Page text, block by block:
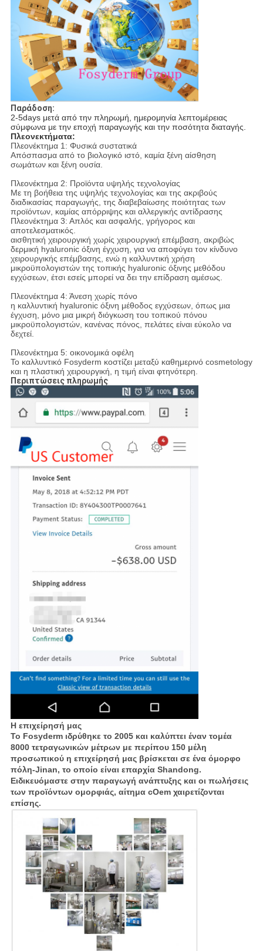
Παράδοση:
2-5days μετά από την πληρωμή, ημερομηνία λεπτομέρειας
σύμφωνα με την εποχή παραγωγής και την ποσότητα διαταγής.
Πλεονεκτήματα:
Πλεονέκτημα 1: Φυσικά συστατικά
Απόσπασμα από το βιολογικό ιστό, καμία ξένη αίσθηση
σωμάτων και ξένη ουσία.
Πλεονέκτημα 2: Προϊόντα υψηλής τεχνολογίας
Με τη βοήθεια της υψηλής τεχνολογίας και της ακριβούς
διαδικασίας παραγωγής, της διαβεβαίωσης ποιότητας των
προϊόντων, καμίας απόρριψης και αλλεργικής αντίδρασης
Πλεονέκτημα 3: Απλός και ασφαλής, γρήγορος και
αποτελεσματικός.
αισθητική χειρουργική χωρίς χειρουργική επέμβαση, ακριβώς
δερμική hyaluronic όξινη έγχυση, για να αποφύγει τον κίνδυνο
χειρουργικής επέμβασης, ενώ η καλλυντική χρήση
μικροϋπολογιστών της τοπικής hyaluronic όξινης μεθόδου
εγχύσεων, έτσι εσείς μπορεί να δει την επίδραση αμέσως.
Πλεονέκτημα 4: Άνεση χωρίς πόνο
η καλλυντική hyaluronic όξινη μέθοδος εγχύσεων, όπως μια
έγχυση, μόνο μια μικρή διόγκωση του τοπικού πόνου
μικροϋπολογιστών, κανένας πόνος, πελάτες είναι εύκολο να
δεχτεί.
Πλεονέκτημα 5: οικονομικά οφέλη
Το καλλυντικό Fosyderm κοστίζει μεταξύ καθημερινό cosmetology
και η πλαστική χειρουργική, η τιμή είναι φτηνότερη.
Περιπτώσεις πληρωμής
Η επιχείρησή μας
Το Fosyderm ιδρύθηκε το 2005 και καλύπτει έναν τομέα
8000 τετραγωνικών μέτρων με περίπου 150 μέλη
προσωπικού η επιχείρησή μας βρίσκεται σε ένα όμορφο
πόλη-Jinan, το οποίο είναι επαρχία Shandong.
Ειδικευόμαστε στην παραγωγή ανάπτυξης και οι πωλήσεις
των προϊόντων ομορφιάς, αίτημα cOem χαιρετίζονται
επίσης.